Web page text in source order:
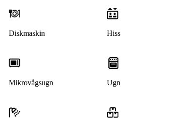
Diskmaskin Hiss
Mikrovågsugn Ugn